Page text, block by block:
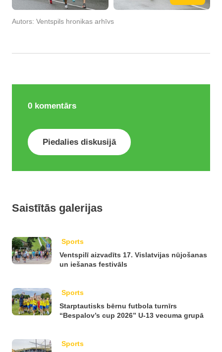
Autors: Ventspils hronikas arhīvs
0 komentārs
Piedalies diskusijā
Saistītās galerijas
Sports
Ventspilī aizvadīts 17. Vislatvijas nūjošanas
un iešanas festivāls
Sports
Starptautisks bērnu futbola turnīrs
“Bespalov’s cup 2026” U-13 vecuma grupā
Sports